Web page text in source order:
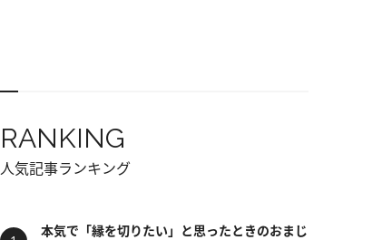
RANKING
人気記事ランキング
本気で「縁を切りたい」と思ったときのおまじ